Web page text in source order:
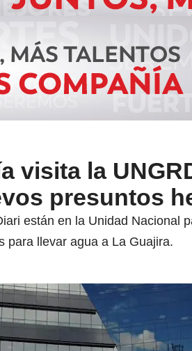
visita la
presuntos
están en la Unidad Nacional
para llevar agua a La Guajira.